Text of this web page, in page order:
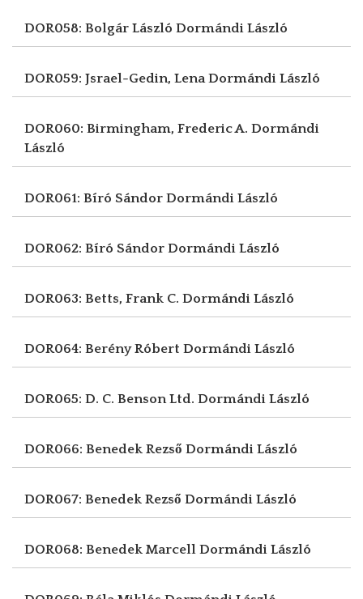
DOR058: Bolgár László Dormándi László
DOR059: Jsrael-Gedin, LenaDormándi László
DOR060: Birmingham, Frederic A. Dormándi
László
DOR061: Bíró Sándor Dormándi László
DOR062: Bíró Sándor Dormándi László
DOR063: Betts, Frank C. Dormándi László
DOR064: Berény Róbert Dormándi László
DOR065: D. C. Benson Ltd. Dormándi László
DOR066: Benedek Rezső Dormándi László
DOR067: Benedek Rezső Dormándi László
DOR068: Benedek Marcell Dormándi László